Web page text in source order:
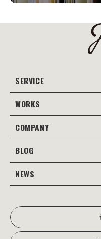
SERVICE
サービス案内
コンサルティング
Web広告･SEO対策
WORKS
制作事例
Web
COMPANY
会社案内
当社の強み
会社沿革
BLOG
JOTOブログ
NEWS